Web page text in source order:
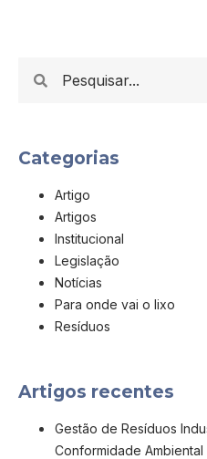
Categorias
Artigo
Artigos
Institucional
Legislação
Notícias
Para onde vai o lixo
Resíduos
Artigos recentes
Gestão de Resíduos
Conformidade